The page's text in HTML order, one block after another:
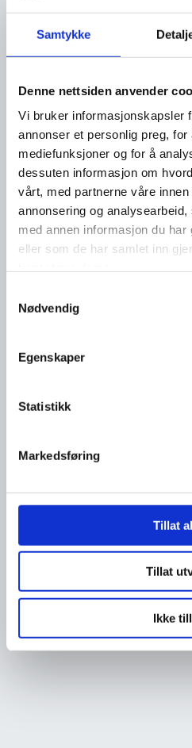
Samtykke
Denne nettsiden anvender
Vi bruker informasjonskapsler
annonser et personlig preg,
mediefunksjoner og for å
dessuten informasjon om
vårt, med partnerne våre
annonsering og
med annen informasjon du har
eller som de har samlet inn
Nødvendig
Egenskaper
Statistikk
Markedsføring
Tillat
Tillat
Ikke